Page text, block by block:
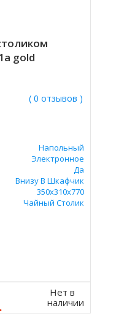
gold
( 0 отзывов )
Напольный
Электронное
Да
Внизу В Шкафчик
350х310х770
Чайный Столик
Нет в
наличии